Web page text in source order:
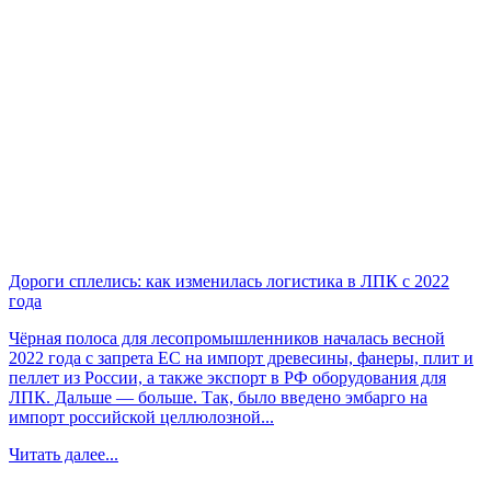
Дороги сплелись: как изменилась логистика в ЛПК с 2022
года
Чёрная полоса для лесопромышленников началась весной
2022 года с запрета ЕС на импорт древесины, фанеры, плит и
пеллет из России, а также экспорт в РФ оборудования для
ЛПК. Дальше — больше. Так, было введено эмбарго на
импорт российской целлюлозной...
Читать далее...